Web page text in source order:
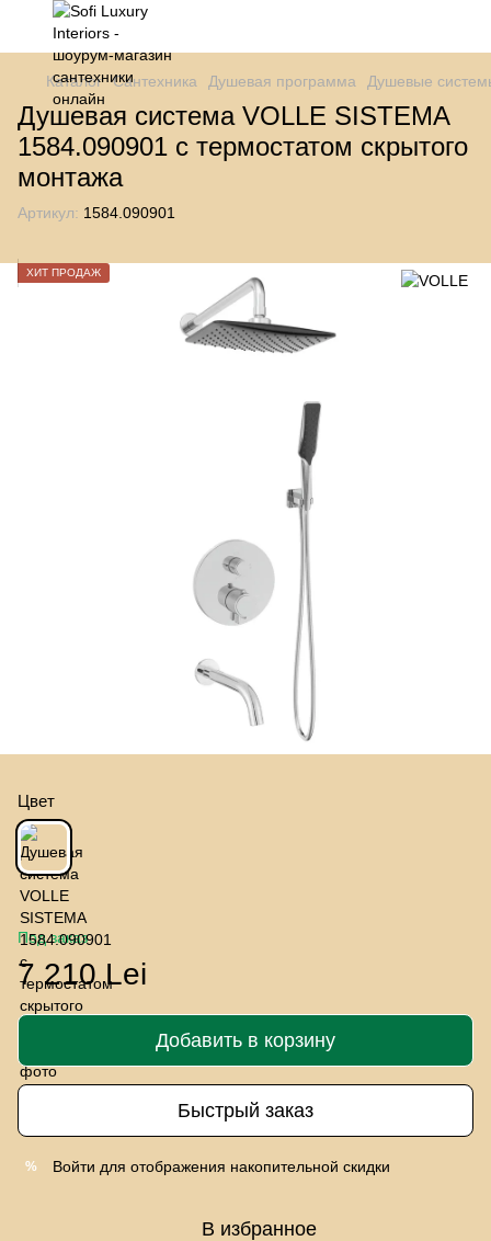
Каталог Сантехника Душевая программа Душевые
Душевая система VOLLE SISTEMA
1584.090901 с термостатом скрытого
монтажа
Артикул: 1584.090901
ХИТ ПРОДАЖ
Цвет
Под заказ
7 210 Lei
Добавить в корзину
Быстрый заказ
% Войти для отображения накопительной скидки
В избранное